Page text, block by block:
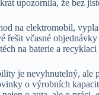
upozornila, že bez
na elektromobil,
řešit včasné
na baterie a
je nevyhnutelný, ale
o výrobních